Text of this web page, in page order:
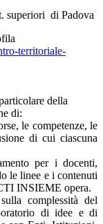
superiori di Padova
territoriale-
della
di:
le competenze, le
di cui ciascuna
per i docenti,
le linee e i contenuti
INSIEME opera.
complessità del
di idee e di